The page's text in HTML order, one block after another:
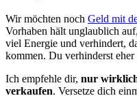
Wir möchten noch Geld mit
Vorhaben hält unglaublich
viel Energie und verhindert,
kommen. Du verhinderst eher
Ich empfehle dir, nur wirklich
verkaufen. Versetze dich